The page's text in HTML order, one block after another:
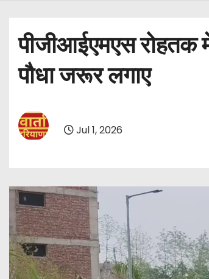
पीजीआईएमएस रोहतक
पौधा जरूर लगाए
Jul 1, 2026